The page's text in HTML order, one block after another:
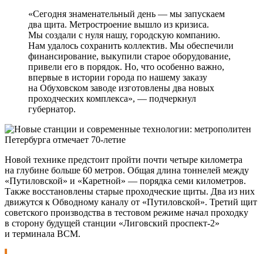
«Сегодня знаменательный день — мы запускаем
два щита. Метростроение вышло из кризиса.
Мы создали с нуля нашу, городскую компанию.
Нам удалось сохранить коллектив. Мы обеспечили
финансирование, выкупили старое оборудование,
привели его в порядок. Но, что особенно важно,
впервые в истории города по нашему заказу
на Обуховском заводе изготовлены два новых
проходческих комплекса», — подчеркнул
губернатор.
Новой технике предстоит пройти почти четыре километра
на глубине больше 60 метров. Общая длина тоннелей между
«Путиловской» и «Каретной» — порядка семи километров.
Также восстановлены старые проходческие щиты. Два из них
движутся к Обводному каналу от «Путиловской». Третий щит
советского производства в тестовом режиме начал проходку
в сторону будущей станции «Лиговский проспект-2»
и терминала ВСМ.